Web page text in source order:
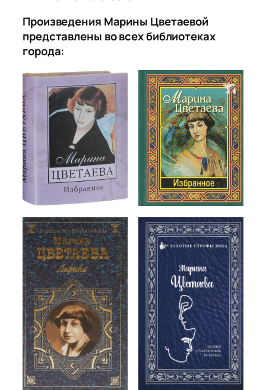
Произведения Марины Цветаевой
представлены во всех библиотеках
города: